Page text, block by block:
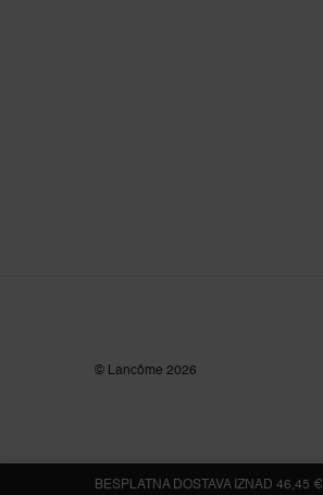
© Lancôme 2026
BESPLATNA DOSTAVA IZNAD 46,45 €